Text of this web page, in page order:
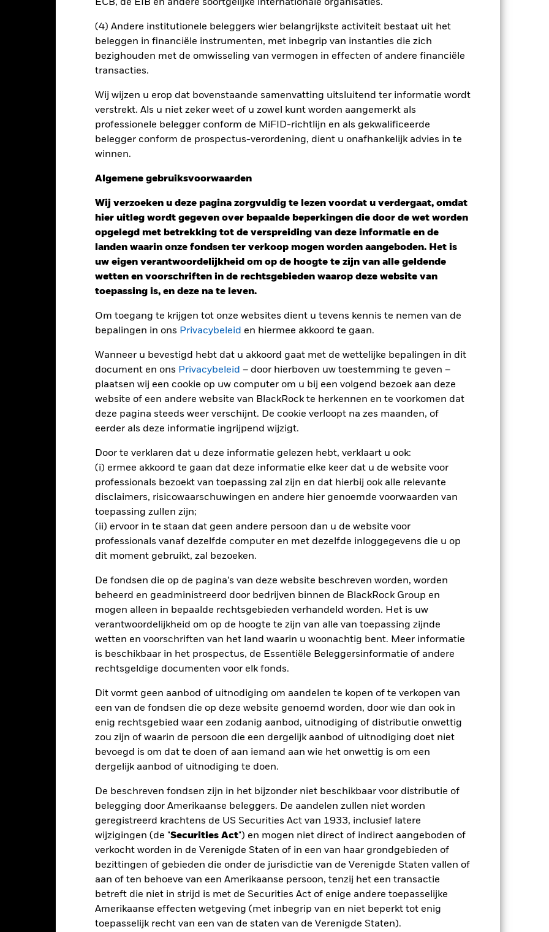
ECB, de EIB en andere soortgelijke internationale organisaties.
(4) Andere institutionele beleggers wier belangrijkste activiteit bestaat uit het
beleggen in financiële instrumenten, met inbegrip van instanties die zich
bezighouden met de omwisseling van vermogen in effecten of andere financiële
transacties.
Wij wijzen u erop dat bovenstaande samenvatting uitsluitend ter informatie wordt
verstrekt. Als u niet zeker weet of u zowel kunt worden aangemerkt als
professionele belegger conform de MiFID-richtlijn en als gekwalificeerde
belegger conform de prospectus-verordening, dient u onafhankelijk advies in te
winnen.
Algemene gebruiksvoorwaarden
Wij verzoeken u deze pagina zorgvuldig te lezen voordat u verdergaat, omdat
hier uitleg wordt gegeven over bepaalde beperkingen die door de wet worden
opgelegd met betrekking tot de verspreiding van deze informatie en de
landen waarin onze fondsen ter verkoop mogen worden aangeboden. Het is
uw eigen verantwoordelijkheid om op de hoogte te zijn van alle geldende
wetten en voorschriften in de rechtsgebieden waarop deze website van
toepassing is, en deze na te leven.
Om toegang te krijgen tot onze websites dient u tevens kennis te nemen van de
bepalingen in ons Privacybeleid en hiermee akkoord te gaan.
Wanneer u bevestigd hebt dat u akkoord gaat met de wettelijke bepalingen in dit
document en ons Privacybeleid – door hierboven uw toestemming te geven –
plaatsen wij een cookie op uw computer om u bij een volgend bezoek aan deze
website of een andere website van BlackRock te herkennen en te voorkomen dat
deze pagina steeds weer verschijnt. De cookie verloopt na zes maanden, of
eerder als deze informatie ingrijpend wijzigt.
Door te verklaren dat u deze informatie gelezen hebt, verklaart u ook:
(i) ermee akkoord te gaan dat deze informatie elke keer dat u de website voor
professionals bezoekt van toepassing zal zijn en dat hierbij ook alle relevante
disclaimers, risicowaarschuwingen en andere hier genoemde voorwaarden van
toepassing zullen zijn;
(ii) ervoor in te staan dat geen andere persoon dan u de website voor
professionals vanaf dezelfde computer en met dezelfde inloggegevens die u op
dit moment gebruikt, zal bezoeken.
De fondsen die op de pagina’s van deze website beschreven worden, worden
beheerd en geadministreerd door bedrijven binnen de BlackRock Group en
mogen alleen in bepaalde rechtsgebieden verhandeld worden. Het is uw
verantwoordelijkheid om op de hoogte te zijn van alle van toepassing zijnde
wetten en voorschriften van het land waarin u woonachtig bent. Meer informatie
is beschikbaar in het prospectus, de Essentiële Beleggersinformatie of andere
rechtsgeldige documenten voor elk fonds.
Dit vormt geen aanbod of uitnodiging om aandelen te kopen of te verkopen van
een van de fondsen die op deze website genoemd worden, door wie dan ook in
enig rechtsgebied waar een zodanig aanbod, uitnodiging of distributie onwettig
zou zijn of waarin de persoon die een dergelijk aanbod of uitnodiging doet niet
bevoegd is om dat te doen of aan iemand aan wie het onwettig is om een
dergelijk aanbod of uitnodiging te doen.
De beschreven fondsen zijn in het bijzonder niet beschikbaar voor distributie of
belegging door Amerikaanse beleggers. De aandelen zullen niet worden
geregistreerd krachtens de US Securities Act van 1933, inclusief latere
wijzigingen (de "Securities Act") en mogen niet direct of indirect aangeboden of
verkocht worden in de Verenigde Staten of in een van haar grondgebieden of
bezittingen of gebieden die onder de jurisdictie van de Verenigde Staten vallen of
aan of ten behoeve van een Amerikaanse persoon, tenzij het een transactie
betreft die niet in strijd is met de Securities Act of enige andere toepasselijke
Amerikaanse effecten wetgeving (met inbegrip van en niet beperkt tot enig
toepasselijk recht van een van de staten van de Verenigde Staten).
waarborgt dat er geschikte procedures worden gebruikt om het besmettingsrisico voor andere
valutahedging worden aangegeven door het woord 'Hedged' in de naam van de aandelenklasse.
aandelenklassen met valutahedging op aanvraag verkrijgbaar bij de beheermaatschappij van het
SFDR Web Disclosure
Download
Risicometer
Performance
2020-06-30 00:00:00 to 2026-06-30 00:00:00.
Op jaarbasis Cumulatief 12 maanden
grafiek toont de prestatie van het product als het procentuele verlies of de winst per jaar over de
5 jaar vergeleken met de benchmark. Het kan u helpen om te beoordelen hoe het product in het
werd beheerd en het met de benchmark te vergelijken.
chart with 2 data series.
chart has 1 Y axis displaying Values. Range: -20 to 15.
Totaalrendement (%) Vergelijkende benchmark 1 (%)
2018 2020
2016
2017 2018 2019 2020 2022 2023 2024 2025
-0,8 -14,1 9,1 3,7 7,1
rendement is weergegeven na aftrek van de lopende kosten. Instap-/uitstapvergoedingen worden niet in